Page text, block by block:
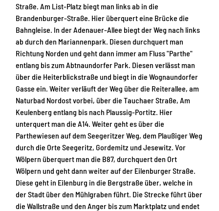
Straße. Am List-Platz biegt man links ab in die
Brandenburger-Straße. Hier überquert eine Brücke die
Bahngleise. In der Adenauer-Allee biegt der Weg nach links
ab durch den Mariannenpark. Diesen durchquert man
Richtung Norden und geht dann immer am Fluss "Parthe"
entlang bis zum Abtnaundorfer Park. Diesen verlässt man
über die Heiterblickstraße und biegt in die Wognaundorfer
Gasse ein. Weiter verläuft der Weg über die Reiterallee, am
Naturbad Nordost vorbei, über die Tauchaer Straße, Am
Keulenberg entlang bis nach Plaussig-Portitz. Hier
unterquert man die A14. Weiter geht es über die
Parthewiesen auf dem Seegeritzer Weg, dem Plaußiger Weg
durch die Orte Seegeritz, Gordemitz und Jesewitz. Vor
Wölpern überquert man die B87, durchquert den Ort
Wölpern und geht dann weiter auf der Eilenburger Straße.
Diese geht in Eilenburg in die Bergstraße über, welche in
der Stadt über den Mühlgraben führt. Die Strecke führt über
die Wallstraße und den Anger bis zum Marktplatz und endet